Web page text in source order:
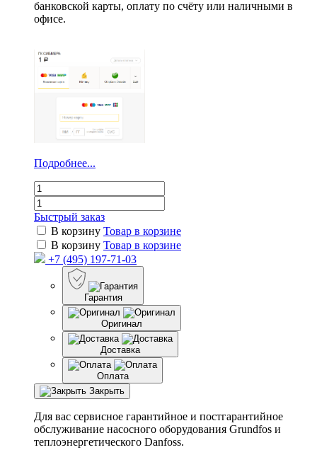
банковской карты, оплату по счёту или наличными в
офисе.
Подробнее...
Быстрый заказ
В корзину Товар в корзине
В корзину Товар в корзине
+7 (495) 197-71-03
Гарантия
Оригинал
Доставка
Оплата
Закрыть
Для вас сервисное гарантийное и постгарантийное
обслуживание насосного оборудования Grundfos и
теплоэнергетического Danfoss.